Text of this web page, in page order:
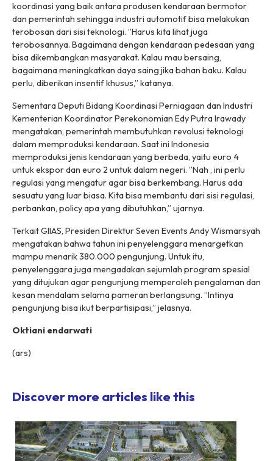
koordinasi yang baik antara produsen kendaraan bermotor
dan pemerintah sehingga industri automotif bisa melakukan
terobosan dari sisi teknologi. ”Harus kita lihat juga
terobosannya. Bagaimana dengan kendaraan pedesaan yang
bisa dikembangkan masyarakat. Kalau mau bersaing,
bagaimana meningkatkan daya saing jika bahan baku. Kalau
perlu, diberikan insentif khusus,” katanya.
Sementara Deputi Bidang Koordinasi Perniagaan dan Industri
Kementerian Koordinator Perekonomian Edy Putra Irawady
mengatakan, pemerintah membutuhkan revolusi teknologi
dalam memproduksi kendaraan. Saat ini Indonesia
memproduksi jenis kendaraan yang berbeda, yaitu euro 4
untuk ekspor dan euro 2 untuk dalam negeri. ”Nah , ini perlu
regulasi yang mengatur agar bisa berkembang. Harus ada
sesuatu yang luar biasa. Kita bisa membantu dari sisi regulasi,
perbankan, policy apa yang dibutuhkan,” ujarnya.
Terkait GIIAS, Presiden Direktur Seven Events Andy Wismarsyah
mengatakan bahwa tahun ini penyelenggara menargetkan
mampu menarik 380.000 pengunjung. Untuk itu,
penyelenggara juga mengadakan sejumlah program spesial
yang ditujukan agar pengunjung memperoleh pengalaman dan
kesan mendalam selama pameran berlangsung. ”Intinya
pengunjung bisa ikut berpartisipasi,” jelasnya.
Oktiani endarwati
(ars)
Discover more articles like this